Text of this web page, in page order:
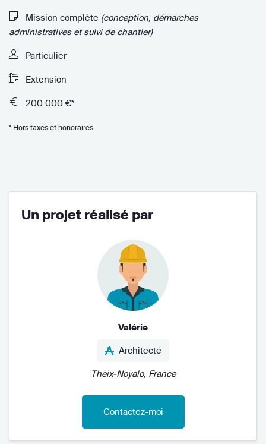
Mission complète (conception, démarches
administratives et suivi de chantier)
Particulier
Extension
200 000 €*
* Hors taxes et honoraires
Un projet réalisé par
Valérie
Architecte
Theix-Noyalo, France
Contactez-moi